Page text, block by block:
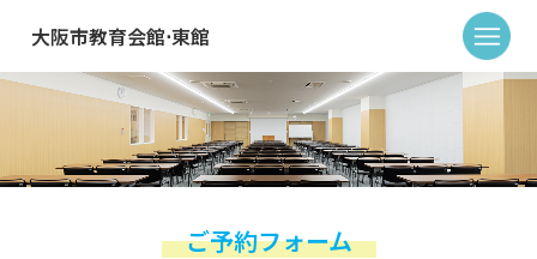
大阪市教育会館⋅東館
ご予約フォーム